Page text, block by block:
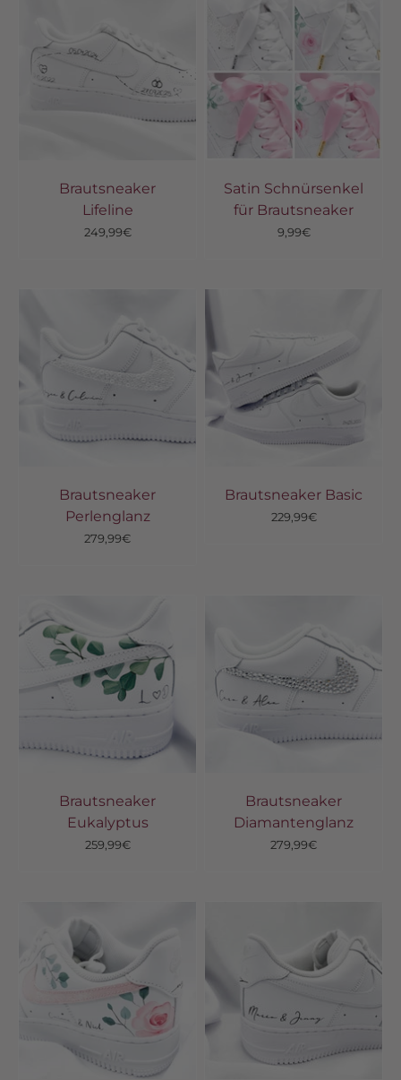
Brautsneaker
Lifeline
Angebot
249,99€
Satin Schnürsenkel
für Brautsneaker
Angebot
9,99€
Brautsneaker
Perlenglanz
Angebot
279,99€
Brautsneaker Basic
Angebot
229,99€
Brautsneaker
Eukalyptus
Angebot
259,99€
Brautsneaker
Diamantenglanz
Angebot
279,99€